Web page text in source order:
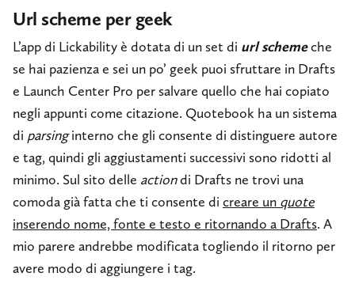
Url scheme per geek
L’app di Lickability è dotata di un set di url schemeche
se hai pazienza e sei un po’ geek puoi sfruttare in Drafts
e Launch Center Pro per salvare quello che hai copiato
negli appunti come citazione. Quotebook ha un sistema
di parsinginterno che gli consente di distinguere autore
e tag, quindi gli aggiustamenti successivi sono ridotti al
minimo. Sul sito delle actiondi Drafts ne trovi una
comoda già fatta che ti consente di creare un quote
inserendo nome, fonte e testo e ritornando a Drafts. A
mio parere andrebbe modificata togliendo il ritorno per
avere modo di aggiungere i tag.